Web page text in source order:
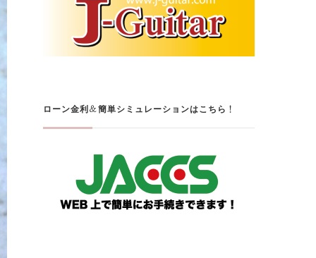
ローン金利＆簡単シミュレーションはこちら！